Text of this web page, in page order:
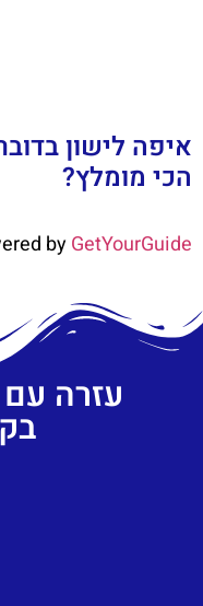
איפה לישון
הכי מומלץ?
byGetYourGuide
עזרה